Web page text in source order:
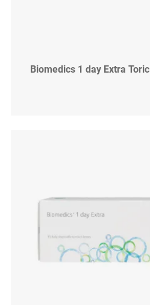
Biomedics 1 day Extra Toric